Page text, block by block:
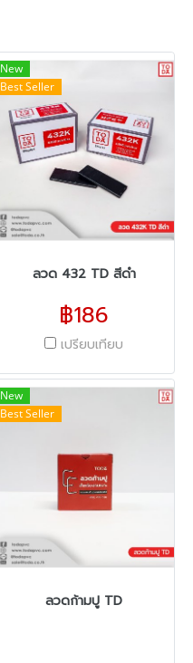
New
Best Seller
ลวด 432 TD สีดำ
฿186
เปรียบเทียบ
New
Best Seller
ลวดก้ามปู TD